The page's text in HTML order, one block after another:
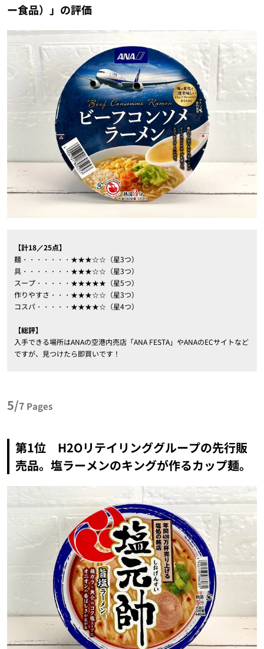
ー食品）」の評価
【計18／25点】
麺・・・・・・・★★★☆☆（星3つ）
具・・・・・・・★★★☆☆（星3つ）
スープ・・・・・★★★★★（星5つ）
作りやすさ・・・★★★☆☆（星3つ）
コスパ・・・・・★★★★☆（星4つ）
【総評】
入手できる場所はANAの空港内売店「ANA FESTA」やANAのECサイトなど
ですが、見つけたら即買いです！
5/7 Pages
第1位 H2Oリテイリンググループの先行販
売品。塩ラーメンのキングが作るカップ麺。